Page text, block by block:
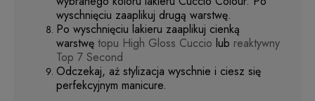
wyschnięciu zaaplikuj drugą warstwę.
Po wyschnięciu lakieru zaaplikuj cienką
warstwę topu High Gloss Cuccio lub reaktywny
Top 7 Second
Odczekaj, aż stylizacja wyschnie i ciesz się
perfekcyjnym manicure.